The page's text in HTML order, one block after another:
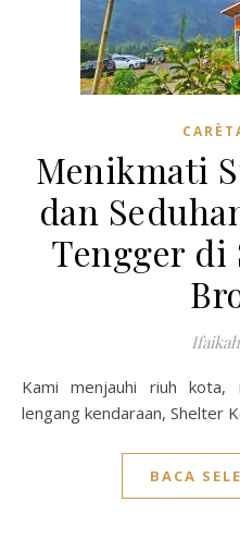
Menikmati
dan
Tengger di
Kami menjauhi riuh kota, menuju kawasan yang lebih
lengang kendaraan, Shelter
BACA